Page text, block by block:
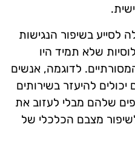
לסייע בשיפור הנגישות
שלא תמיד היו
לדוגמה, אנשים
להיעזר בשירותים
שלהם מבלי לעזוב את
מצבם הכלכלי של